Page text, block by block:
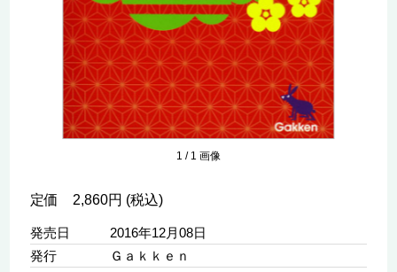
1 / 1 画像
定価 2,860円 (税込)
発売日
2016年12月08日
発行
Ｇａｋｋｅｎ